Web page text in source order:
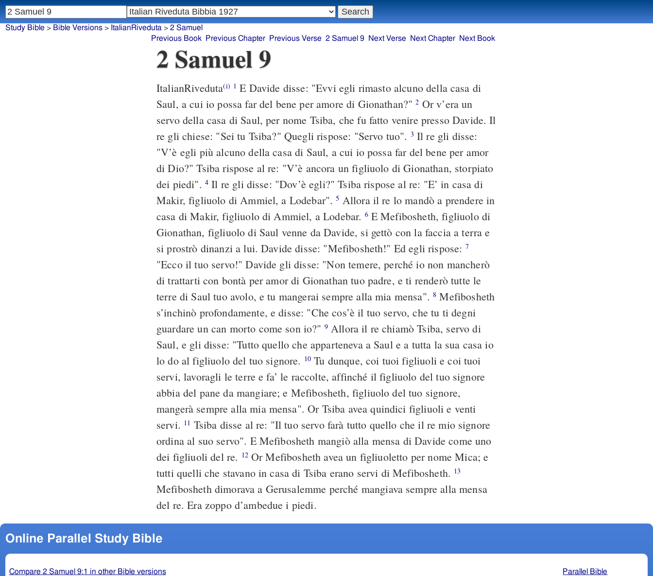
Study Bible > Bible Versions> ItalianRiveduta > 2 Samuel
Previous Book
Previous Chapter Previous Verse 2 Samuel 9 Next Verse Next Chapter Next Book
2 Samuel 9
ItalianRiveduta(i) 1 E Davide disse: "Evvi egli rimasto alcuno della casa di
Saul, a cui io possa far del bene per amore di Gionathan?"2 Or v’era un
servo della casa di Saul, per nome Tsiba, che fu fatto venire presso Davide. Il
re gli chiese: "Sei tu Tsiba?" Quegli rispose: "Servo tuo". 3 Il re gli disse:
"V’è egli più alcuno della casa di Saul, a cui io possa far del bene per amor
di Dio?" Tsiba rispose al re: "V’è ancora un figliuolo di Gionathan, storpiato
dei piedi". 4 Il re gli disse: "Dov’è egli?" Tsiba rispose al re: "E’ in casa di
Makir, figliuolo di Ammiel, a Lodebar".5 Allora il re lo mandò a prendere in
casa di Makir, figliuolo di Ammiel, a Lodebar. 6E Mefibosheth, figliuolo di
Gionathan, figliuolo di Saul venne da Davide, si gettò con la faccia a terra e
si prostrò dinanzi a lui. Davide disse: "Mefibosheth!" Ed egli rispose: 7
"Ecco il tuo servo!" Davide gli disse: "Non temere, perché io non mancherò
di trattarti con bontà per amor di Gionathan tuo padre, e ti renderò tutte le
terre di Saul tuo avolo, e tu mangerai sempre alla mia mensa".8 Mefibosheth
s’inchinò profondamente, e disse: "Che cos’è il tuo servo, che tu ti degni
guardare un can morto come son io?" 9Allora il re chiamò Tsiba, servo di
Saul, e gli disse: "Tutto quello che apparteneva a Saul e a tutta la sua casa io
lo do al figliuolo del tuo signore. 10 Tu dunque, coi tuoi figliuoli e coi tuoi
servi, lavoragli le terre e fa’ le raccolte, affinché il figliuolo del tuo signore
abbia del pane da mangiare; e Mefibosheth, figliuolo del tuo signore,
mangerà sempre alla mia mensa". Or Tsiba avea quindici figliuoli e venti
servi. 11 Tsiba disse al re: "Il tuo servo farà tutto quello che il re mio signore
ordina al suo servo". E Mefibosheth mangiò alla mensa di Davide come uno
dei figliuoli del re. 12Or Mefibosheth avea un figliuoletto per nome Mica; e
tutti quelli che stavano in casa di Tsiba erano servi di Mefibosheth. 13
Mefibosheth dimorava a Gerusalemme perché mangiava sempre alla mensa
del re. Era zoppo d’ambedue i piedi.
Online Parallel Study Bible
Parallel Bible
Compare 2 Samuel 9:1 in other Bible versions